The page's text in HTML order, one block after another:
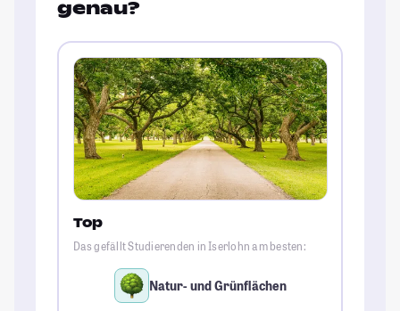
genau?
Top
Das gefällt Studierenden in Iserlohn am besten:
Natur- und Grünflächen